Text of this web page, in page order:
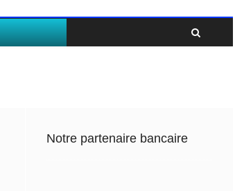
Notre partenaire bancaire